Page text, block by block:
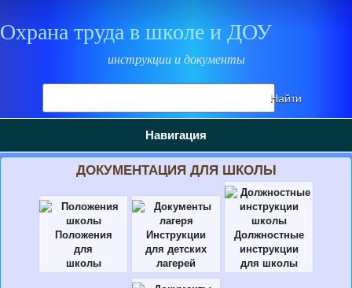
Охрана труда в школе и ДОУ
инструкции и документы
Навигация
ДОКУМЕНТАЦИЯ ДЛЯ ШКОЛЫ
Положения
для
школы
Инструкции
для детских
лагерей
Должностные
инструкции
для школы